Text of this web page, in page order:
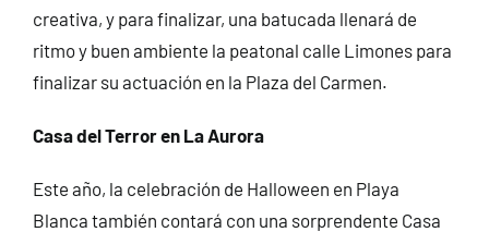
creativa, y para finalizar, una batucada llenará de
ritmo y buen ambiente la peatonal calle Limones para
finalizar su actuación en la Plaza del Carmen.
Casa del Terror en La Aurora
Este año, la celebración de Halloween en Playa
Blanca también contará con una sorprendente Casa